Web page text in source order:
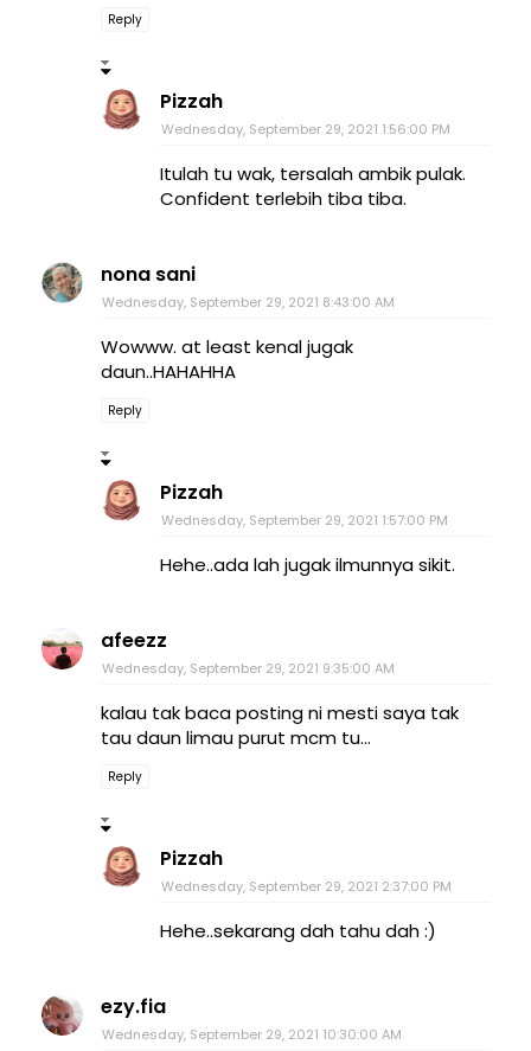
Reply
Pizzah
Wednesday, September 29, 2021 1:56:00 PM
Itulah tu wak, tersalah ambik pulak.
Confident terlebih tiba tiba.
nona sani
Wednesday, September 29, 2021 8:43:00 AM
Wowww. at least kenal jugak
daun..HAHAHHA
Reply
Pizzah
Wednesday, September 29, 2021 1:57:00 PM
Hehe..ada lah jugak ilmunnya sikit.
afeezz
Wednesday, September 29, 2021 9:35:00 AM
kalau tak baca posting ni mesti saya tak
tau daun limau purut mcm tu...
Reply
Pizzah
Wednesday, September 29, 2021 2:37:00 PM
Hehe..sekarang dah tahu dah :)
ezy.fia
Wednesday, September 29, 2021 10:30:00 AM